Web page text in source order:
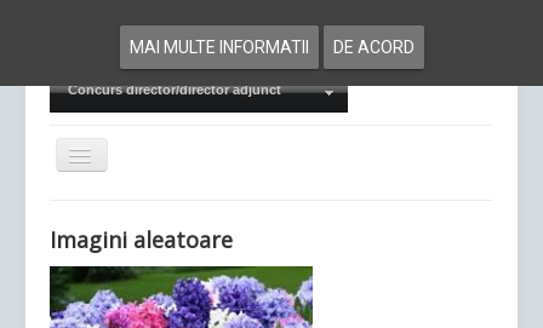
MAI MULTE INFORMATII DE ACORD
Examene Naționale
Concurs director/director adjunct
Comută
navigarea
Imagini aleatoare